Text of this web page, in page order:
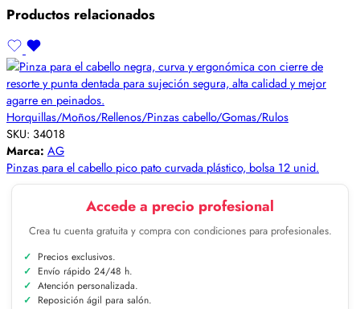
Productos relacionados
Horquillas/Moños/Rellenos/Pinzas cabello/Gomas/Rulos
SKU: 34018
Marca: AG
Pinzas para el cabello pico pato curvada plástico, bolsa 12 unid.
Accede a precio profesional
Crea tu cuenta gratuita y compra con condiciones para profesionales.
Precios exclusivos.
Envío rápido 24/48 h.
Atención personalizada.
Reposición ágil para salón.